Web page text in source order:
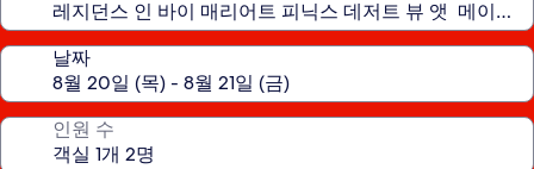
날짜
인원 수